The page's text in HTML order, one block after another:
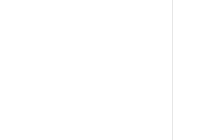
324 (24X) và
của máy